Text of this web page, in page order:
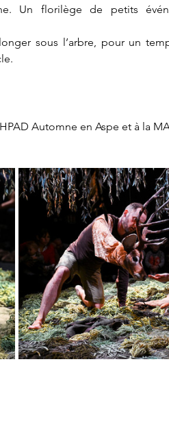
Un florilège de petits
sous l’arbre, pour un
Automne en Aspe et à la